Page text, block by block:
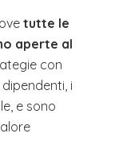
tutte le
aperte al
con
i
e sono